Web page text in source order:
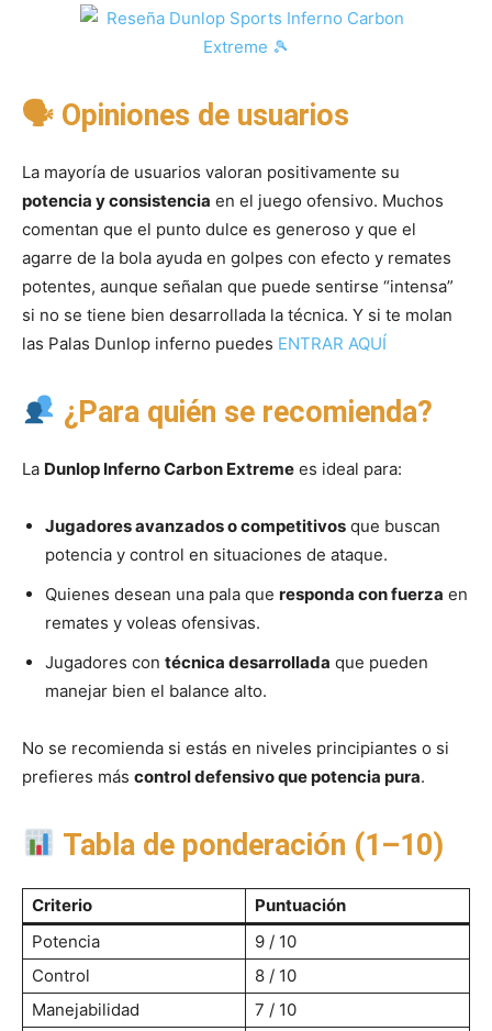
🗣 Opiniones de usuarios
La mayoría de usuarios valoran positivamente su
potencia y consistencia en el juego ofensivo. Muchos
comentan que el punto dulce es generoso y que el
agarre de la bola ayuda en golpes con efecto y remates
potentes, aunque señalan que puede sentirse “intensa”
si no se tiene bien desarrollada la técnica. Y si te molan
las Palas Dunlop inferno puedes ENTRAR AQUÍ
¿Para quién se recomienda?
La Dunlop Inferno Carbon Extreme es ideal para:
Jugadores avanzados o competitivos que buscan
potencia y control en situaciones de ataque.
Quienes desean una pala que responda con fuerza en
remates y voleas ofensivas.
Jugadores con técnica desarrollada que pueden
manejar bien el balance alto.
No se recomienda si estás en niveles principiantes o si
prefieres más control defensivo que potencia pura.
Tabla de ponderación (1–10)
Criterio
Puntuación
Potencia
9 / 10
Control
8 / 10
Manejabilidad
7 / 10